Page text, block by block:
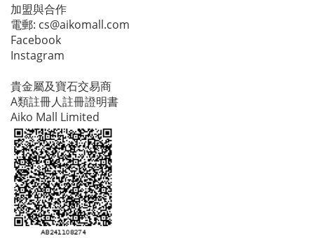
加盟與合作
電郵: cs@aikomall.com
Facebook
Instagram
貴金屬及寶石交易商
A類註冊人註冊證明書
Aiko Mall Limited